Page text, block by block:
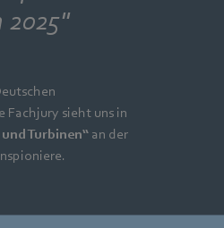
2025"
sieht uns in
Turbinen“ an der